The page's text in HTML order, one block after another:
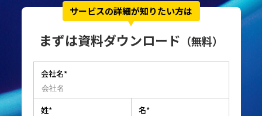
サービスの詳細が知りたい方は
まずは資料ダウンロード （無料）
会社名*
姓* 名*